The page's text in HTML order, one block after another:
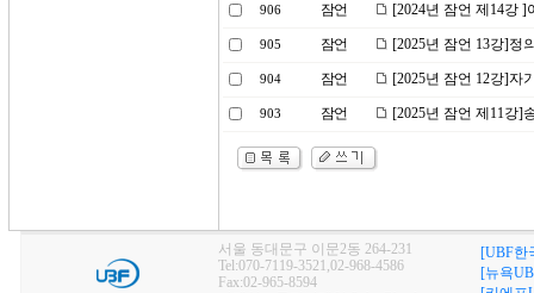
906 잠언 [2024년 잠언 제14강
905 잠언 [2025년 잠언 13강]정
904 잠언 [2025년 잠언 12강]자
903 잠언 [2025년 잠언 제11강]
서울 동대문구 이문2동 264-231
Tel:070-7119-3521,02-968-4586
Fax:02-965-8594
[UBF한
[뉴욕